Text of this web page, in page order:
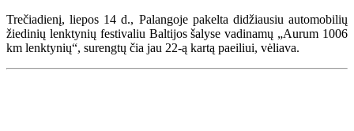
Trečiadienį, liepos 14 d., Palangoje pakelta didžiausiu automobilių
žiedinių lenktynių festivaliu Baltijos šalyse vadinamų „Aurum 1006
km lenktynių“, surengtų čia jau 22-ą kartą paeiliui, vėliava.